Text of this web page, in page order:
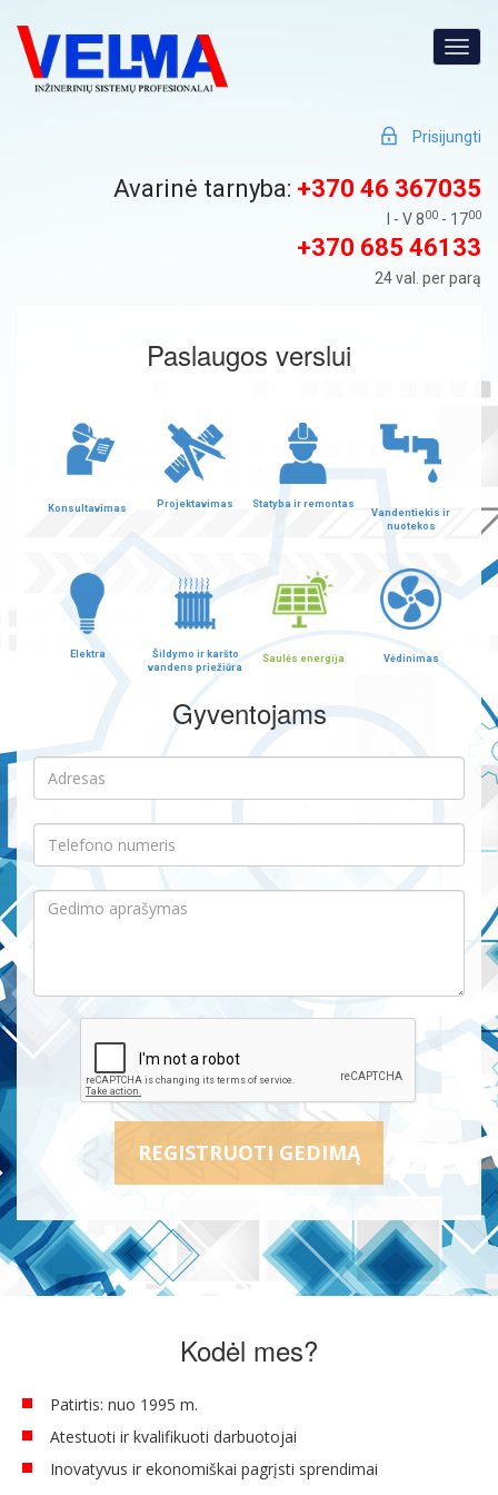
Prisijungti
Avarinė tarnyba: +370 46 367035
I - V 800 - 1700
+370 685 46133
24 val. per parą
Paslaugos verslui
Konsultavimas Projektavimas
Statyba ir remontas
Vandentiekis ir
nuotekos
Elektra
Šildymo ir karšto
vandens priežiūra
Saulės energija Vėdinimas
Gyventojams
Kodėl mes?
Patirtis: nuo 1995 m.
Atestuoti ir kvalifikuoti darbuotojai
Inovatyvus ir ekonomiškai pagrįsti sprendimai